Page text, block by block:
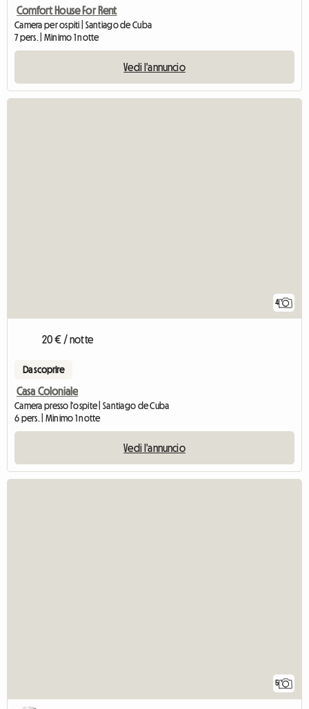
Comfort House For Rent
Camera per ospiti | Santiago de Cuba
7 pers. | Minimo 1 notte
Vedi l'annuncio
4
20 € / notte
Da scoprire
Casa Coloniale
Camera presso l'ospite | Santiago de Cuba
6 pers. | Minimo 1 notte
Vedi l'annuncio
5